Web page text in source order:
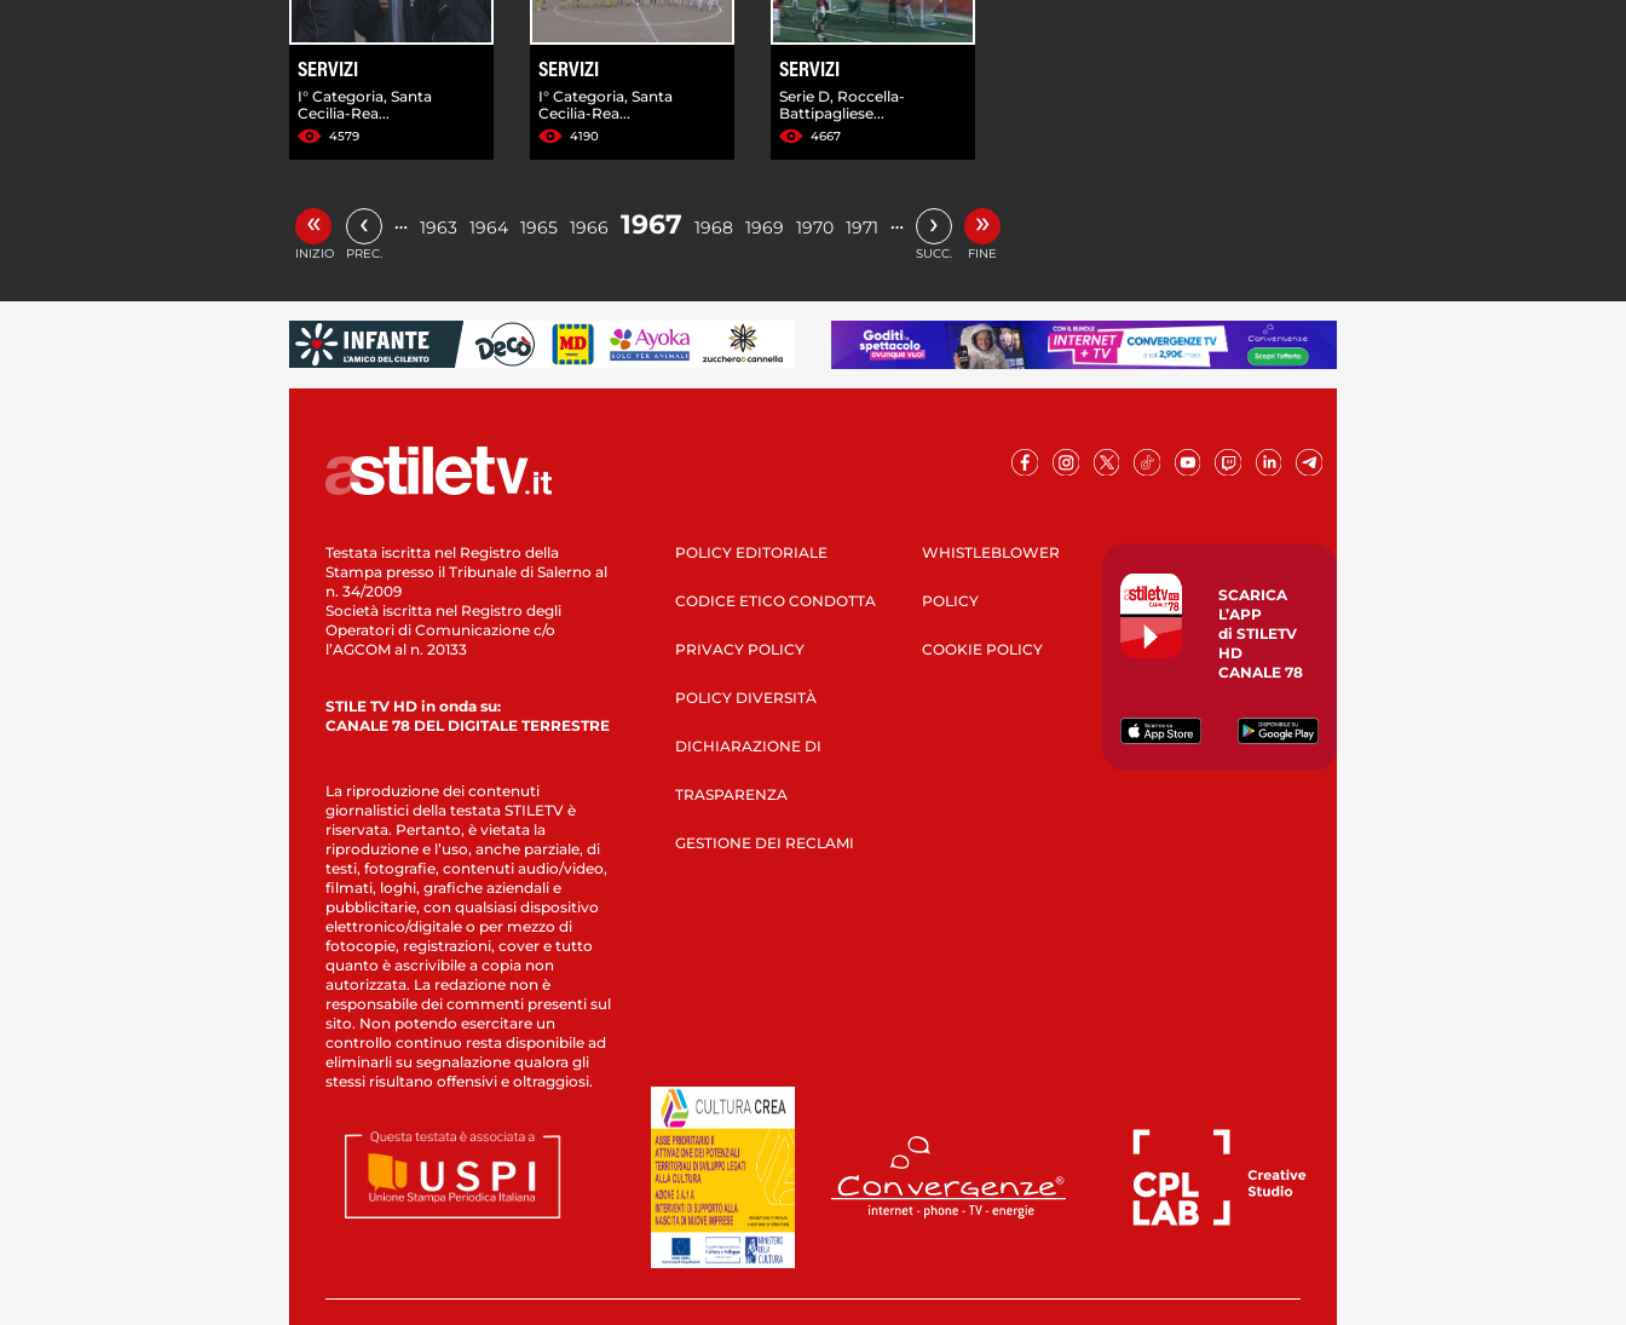
SERVIZI
I° Categoria, Santa
Cecilia-Rea...
4579
SERVIZI
I° Categoria, Santa
Cecilia-Rea...
4190
SERVIZI
Serie D, Roccella-
Battipagliese...
4667
«
INIZIO
‹
PREC.
… 1963 1964 1965 1966 1967 1968 1969 1970 1971 … ›
SUCC.
»
FINE
Testata iscritta nel Registro della
Stampa presso il Tribunale di Salerno al
n. 34/2009
Società iscritta nel Registro degli
Operatori di Comunicazione c/o
l’AGCOM al n. 20133
STILE TV HD in onda su:
CANALE 78 DEL DIGITALE TERRESTRE
La riproduzione dei contenuti
giornalistici della testata STILETV è
riservata. Pertanto, è vietata la
riproduzione e l’uso, anche parziale, di
testi, fotografie, contenuti audio/video,
filmati, loghi, grafiche aziendali e
pubblicitarie, con qualsiasi dispositivo
elettronico/digitale o per mezzo di
fotocopie, registrazioni, cover e tutto
quanto è ascrivibile a copia non
autorizzata. La redazione non è
responsabile dei commenti presenti sul
sito. Non potendo esercitare un
controllo continuo resta disponibile ad
eliminarli su segnalazione qualora gli
stessi risultano offensivi e oltraggiosi.
POLICY EDITORIALE
CODICE ETICO CONDOTTA
PRIVACY POLICY
POLICY DIVERSITÀ
DICHIARAZIONE DI
TRASPARENZA
GESTIONE DEI RECLAMI
WHISTLEBLOWER
POLICY
COOKIE POLICY
SCARICA
L’APP
di STILETV
HD
CANALE 78